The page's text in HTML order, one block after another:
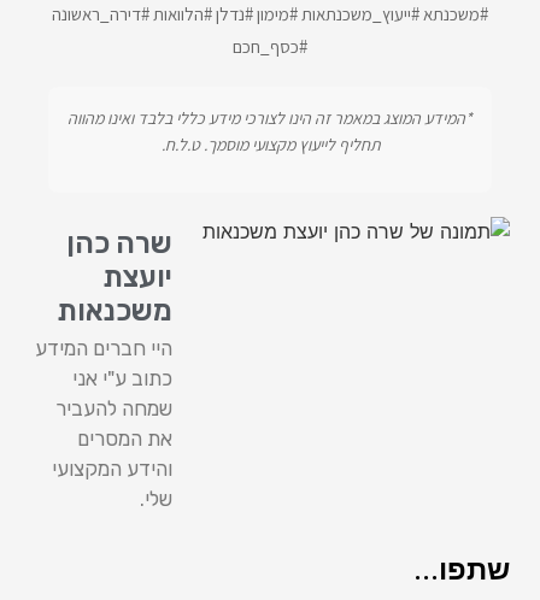
#משכנתא #ייעוץ_משכנתאות #מימון #נדלן #הלוואות #דירה_ראשונה
#כסף_חכם
*המידע המוצג במאמר זה הינו לצורכי מידע כללי בלבד ואינו מהווה
תחליף לייעוץ מקצועי מוסמך. ט.ל.ח.
שרה כהן
יועצת
משכנאות
היי חברים המידע
כתוב ע"י אני
שמחה להעביר
את המסרים
והידע המקצועי
שלי.
שתפו...